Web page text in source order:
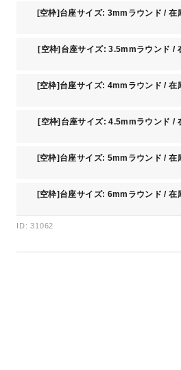
[空枠]台座サイズ: 3mmラウンド / 在
[空枠]台座サイズ: 3.5mmラウンド /
[空枠]台座サイズ: 4mmラウンド / 在
[空枠]台座サイズ: 4.5mmラウンド /
[空枠]台座サイズ: 5mmラウンド / 在
[空枠]台座サイズ: 6mmラウンド / 在
ID: 31062